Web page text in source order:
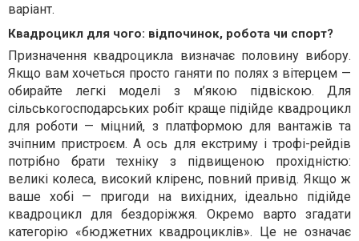
варіант.
Квадроцикл для чого: відпочинок, робота чи спорт?
Призначення квадроцикла визначає половину вибору.
Якщо вам хочеться просто ганяти по полях з вітерцем —
обирайте легкі моделі з м’якою підвіскою. Для
сільськогосподарських робіт краще підійде квадроцикл
для роботи — міцний, з платформою для вантажів та
зчіпним пристроєм. А ось для екстриму і трофі-рейдів
потрібно брати техніку з підвищеною прохідністю:
великі колеса, високий кліренс, повний привід. Якщо ж
ваше хобі — пригоди на вихідних, ідеально підійде
квадроцикл для бездоріжжя. Окремо варто згадати
категорію «бюджетних квадроциклів». Це не означає